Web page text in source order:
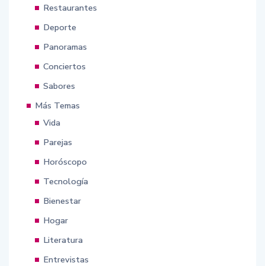
Restaurantes
Deporte
Panoramas
Conciertos
Sabores
Más Temas
Vida
Parejas
Horóscopo
Tecnología
Bienestar
Hogar
Literatura
Entrevistas